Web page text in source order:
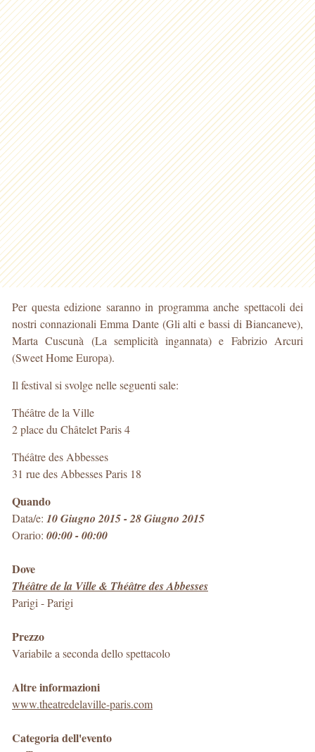
Per questa edizione saranno in programma anche spettacoli dei
nostri connazionali Emma Dante (Gli alti e bassi di Biancaneve),
Marta Cuscunà (La semplicità ingannata) e Fabrizio Arcuri
(Sweet Home Europa).
Il festival si svolge nelle seguenti sale:
Théâtre de la Ville
2 place du Châtelet Paris 4
Théâtre des Abbesses
31 rue des Abbesses Paris 18
Quando
Data/e: 10 Giugno 2015 - 28 Giugno 2015
Orario: 00:00 - 00:00
Dove
Théâtre de la Ville & Théâtre des Abbesses
Parigi -Parigi
Prezzo
Variabile a seconda dello spettacolo
Altre informazioni
www.theatredelaville-paris.com
Categoria dell'evento